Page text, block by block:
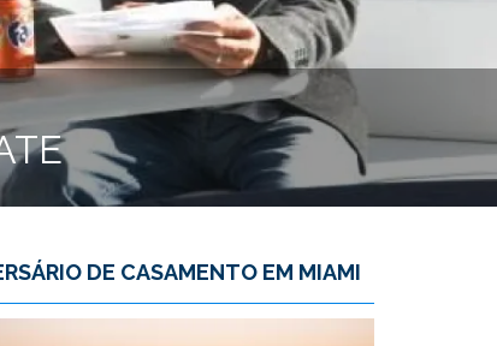
DE CASAMENTO EM MIAMI